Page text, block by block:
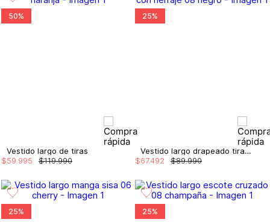
50%
Vestido largo de tiras
$119.990
$59 995
25%
Vestido largo drapeado tira con herraje
$89.990
$67.492
25% 25%